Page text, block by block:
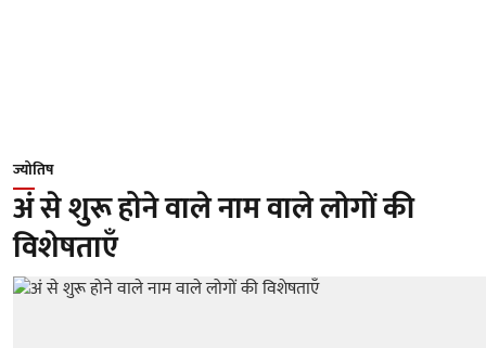
ज्योतिष
अं से शुरू होने वाले नाम वाले लोगों की
विशेषताएँ